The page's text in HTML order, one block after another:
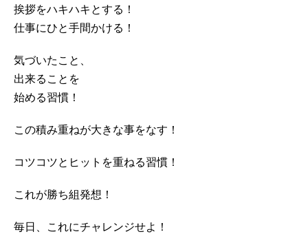
挨拶をハキハキとする！
仕事にひと手間かける！
気づいたこと、
出来ることを
始める習慣！
この積み重ねが大きな事をなす！
コツコツとヒットを重ねる習慣！
これが勝ち組発想！
毎日、これにチャレンジせよ！